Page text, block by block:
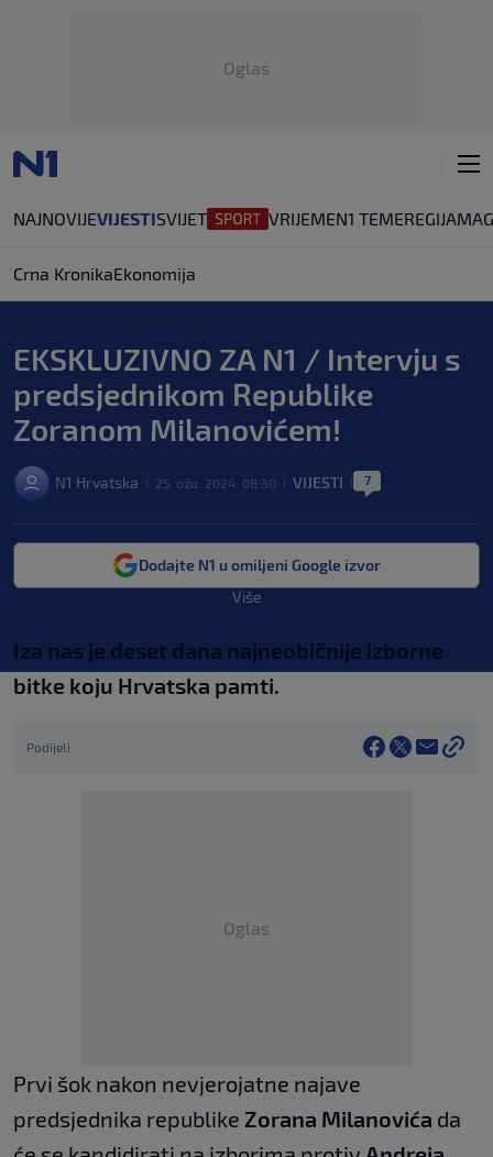
Oglas
NAJNOVIJEVIJESTISVIJET VRIJEMEN1 TEMEREGIJA
Crna KronikaEkonomija
EKSKLUZIVNO ZA N1 / Intervju s
predsjednikom Republike
Zoranom Milanovićem!
N1 Hrvatska 25. ožu. 2024. 08:30 VIJESTI 7
Dodajte N1 u omiljeni Google izvor
Više
Iza nas je deset dana najneobičnije izborne
bitke koju Hrvatska pamti.
Podijeli
Oglas
Prvi šok nakon nevjerojatne najave
predsjednika republike Zorana Milanovića da